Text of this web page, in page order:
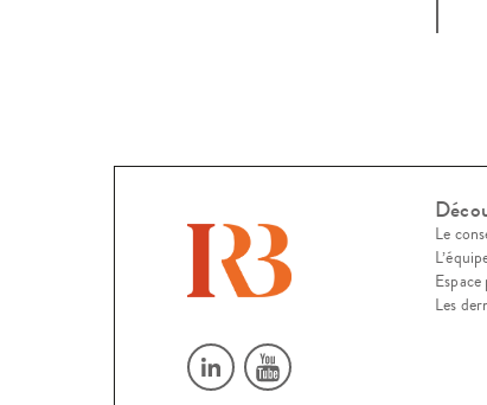
Le
Espace
Les